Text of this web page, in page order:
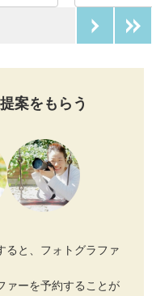
案をもらう
ると、フォトグラファ
ァーを予約することが